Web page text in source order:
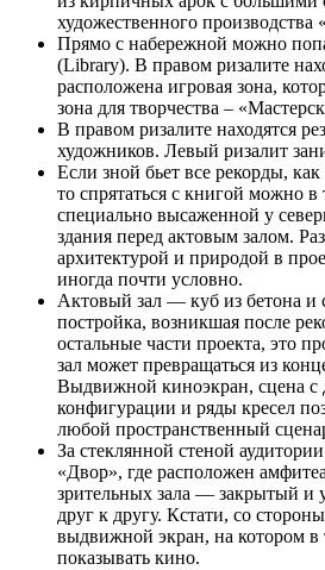
художественного
Прямо с набережной можно
(Library). В правом ризалите
расположена игровая зона,
зона для творчества –
В правом ризалите находятся
художников. Левый ризалит
Если зной бьет все рекорды,
то спрятаться с книгой можно
специально высаженной у
здания перед актовым залом.
архитектурой и природой в
иногда почти условно.
Актовый зал — куб из бетона и
постройка, возникшая после
остальные части проекта, это
зал может превращаться из
Выдвижной киноэкран, сцена с
конфигурации и ряды кресел
любой пространственный
За стеклянной стеной
«Двор», где расположен
зрительных зала — закрытый
друг к другу. Кстати, со
выдвижной экран, на котором в
показывать кино.